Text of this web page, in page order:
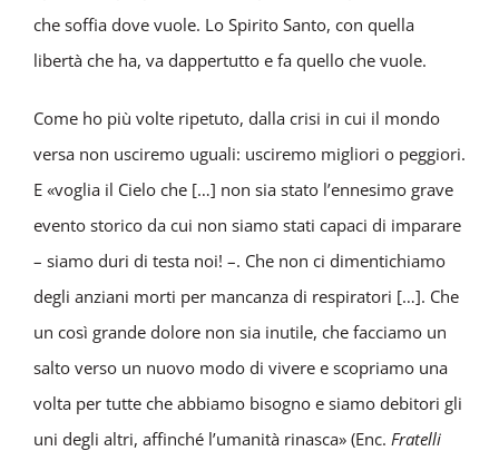
che soffia dove vuole. Lo Spirito Santo, con quella
libertà che ha, va dappertutto e fa quello che vuole.
Come ho più volte ripetuto, dalla crisi in cui il mondo
versa non usciremo uguali: usciremo migliori o peggiori.
E «voglia il Cielo che […] non sia stato l’ennesimo grave
evento storico da cui non siamo stati capaci di imparare
– siamo duri di testa noi! –. Che non ci dimentichiamo
degli anziani morti per mancanza di respiratori […]. Che
un così grande dolore non sia inutile, che facciamo un
salto verso un nuovo modo di vivere e scopriamo una
volta per tutte che abbiamo bisogno e siamo debitori gli
uni degli altri, affinché l’umanità rinasca» (Enc. Fratelli